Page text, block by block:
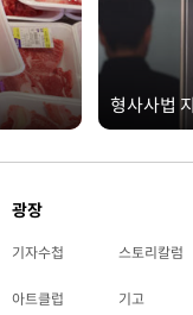
형사사법
광장
기자수첩 스토리칼럼
아트클럽 기고